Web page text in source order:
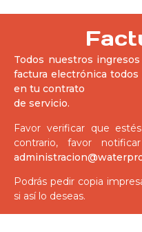
Todos nuestros
factura electrónica
en tu contrato
de servicio.
Favor verificar que
contrario, favor
Podrás pedir copia
si así lo deseas.